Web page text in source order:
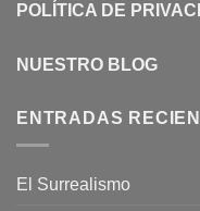
POLÍTICA DE
NUESTRO BLOG
ENTRADAS
El Surrealismo